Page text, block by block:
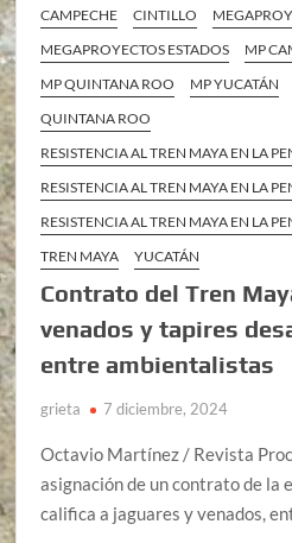
CAMPECHE CINTILLO
MEGAPROYECTOS ESTADOS
MP
MP QUINTANA ROO
MP YUCATÁN
QUINTANA ROO
RESISTENCIA AL TREN MAYA EN LA
RESISTENCIA AL TREN MAYA EN LA
RESISTENCIA AL TREN MAYA EN LA
TREN MAYA
YUCATÁN
Contrato del Tren
venados y tapires
entre ambientalistas
grieta 7 diciembre, 2024
Octavio Martínez / Revista
asignación de un contrato de la
califica a jaguares y venados,